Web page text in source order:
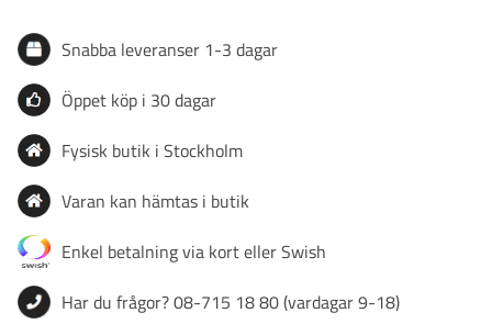
Snabba leveranser 1-3 dagar
Öppet köp i 30 dagar
Fysisk butik i Stockholm
Varan kan hämtas i butik
Enkel betalning via kort eller Swish
Har du frågor? 08-715 18 80 (vardagar 9-18)